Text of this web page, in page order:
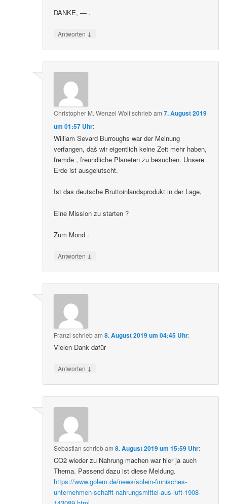
DANKE, — .
Antworten ↓
Christopher M. Wenzel Wolfschriebam7. August 2019
um 01:57 Uhr:
William Sevard Burroughs war der Meinung
verfangen, daš wir eigentlich keine Zeit mehr haben,
fremde , freundliche Planeten zu besuchen. Unsere
Erde ist ausgelutscht.
Ist das deutsche Bruttoinlandsprodukt in der Lage,
Eine Mission zu starten ?
Zum Mond .
Antworten ↓
Franzl schriebam8. August 2019 um 04:45 Uhr:
Vielen Dank dafür
Antworten ↓
Sebastian schriebam8. August 2019 um 15:59 Uhr:
CO2 wieder zu Nahrung machen war hier ja auch
Thema. Passend dazu ist diese Meldung.
https://www.golem.de/news/solein-finnisches-
unternehmen-schafft-nahrungsmittel-aus-luft-1908-